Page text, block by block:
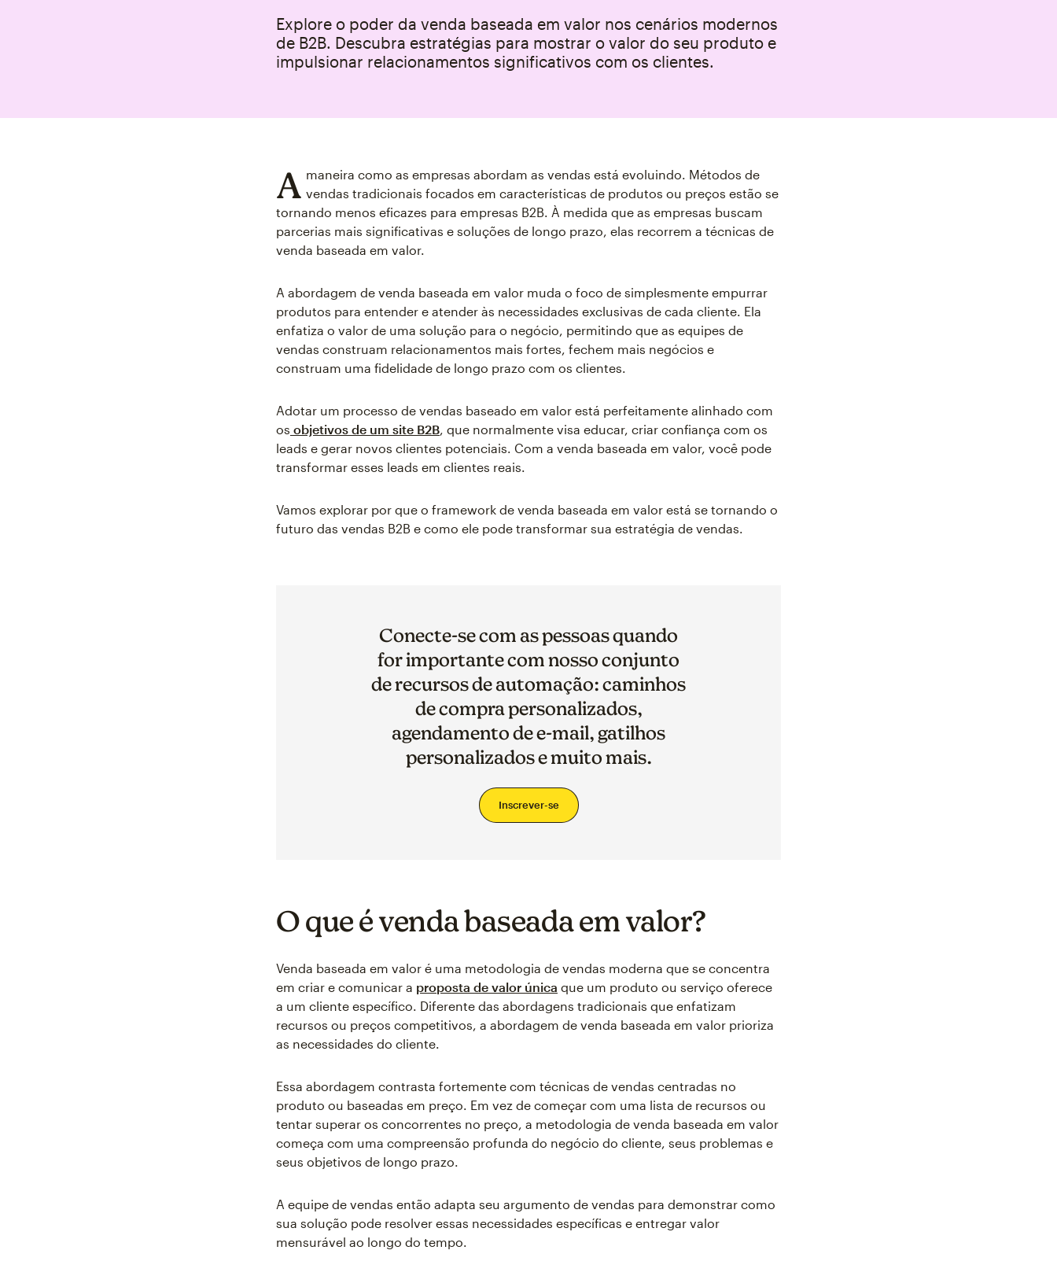
Explore o poder da venda baseada em valor nos cenários modernos
de B2B. Descubra estratégias para mostrar o valor do seu produto e
impulsionar relacionamentos significativos com os clientes.
A maneira como as empresas abordam as vendas está evoluindo. Métodos de
vendas tradicionais focados em características de produtos ou preços estão se
tornando menos eficazes para empresas B2B. À medida que as empresas buscam
parcerias mais significativas e soluções de longo prazo, elas recorrem a técnicas de
venda baseada em valor.
A abordagem de venda baseada em valor muda o foco de simplesmente empurrar
produtos para entender e atender às necessidades exclusivas de cada cliente. Ela
enfatiza o valor de uma solução para o negócio, permitindo que as equipes de
vendas construam relacionamentos mais fortes, fechem mais negócios e
construam uma fidelidade de longo prazo com os clientes.
Adotar um processo de vendas baseado em valor está perfeitamente alinhado com
os objetivos de um site B2B, que normalmente visa educar, criar confiança com os
leads e gerar novos clientes potenciais. Com a venda baseada em valor, você pode
transformar esses leads em clientes reais.
Vamos explorar por que o framework de venda baseada em valor está se tornando o
futuro das vendas B2B e como ele pode transformar sua estratégia de vendas.
Conecte-se com as pessoas quando
for importante com nosso conjunto
de recursos de automação: caminhos
de compra personalizados,
agendamento de e-mail, gatilhos
personalizados e muito mais.
Inscrever-se
O que é venda baseada em valor?
Venda baseada em valor é uma metodologia de vendas moderna que se concentra
em criar e comunicar a proposta de valor única que um produto ou serviço oferece
a um cliente específico. Diferente das abordagens tradicionais que enfatizam
recursos ou preços competitivos, a abordagem de venda baseada em valor prioriza
as necessidades do cliente.
Essa abordagem contrasta fortemente com técnicas de vendas centradas no
produto ou baseadas em preço. Em vez de começar com uma lista de recursos ou
tentar superar os concorrentes no preço, a metodologia de venda baseada em valor
começa com uma compreensão profunda do negócio do cliente, seus problemas e
seus objetivos de longo prazo.
A equipe de vendas então adapta seu argumento de vendas para demonstrar como
sua solução pode resolver essas necessidades específicas e entregar valor
mensurável ao longo do tempo.